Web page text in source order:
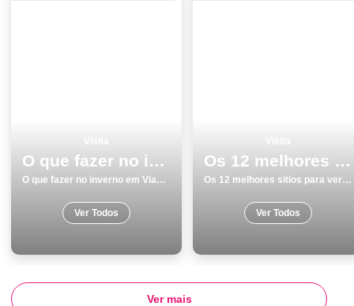
O que fazer no inverno em Viana do Castelo os 15 melhores locais
O que fazer no inverno em Viana do Castelo os 15 melhores locais
Ver Todos
Os 12 melhores sitios para ver e visitar em Ericeira
Os 12 melhores sitios para ver e visitar em Ericeira
Ver Todos
Ver mais